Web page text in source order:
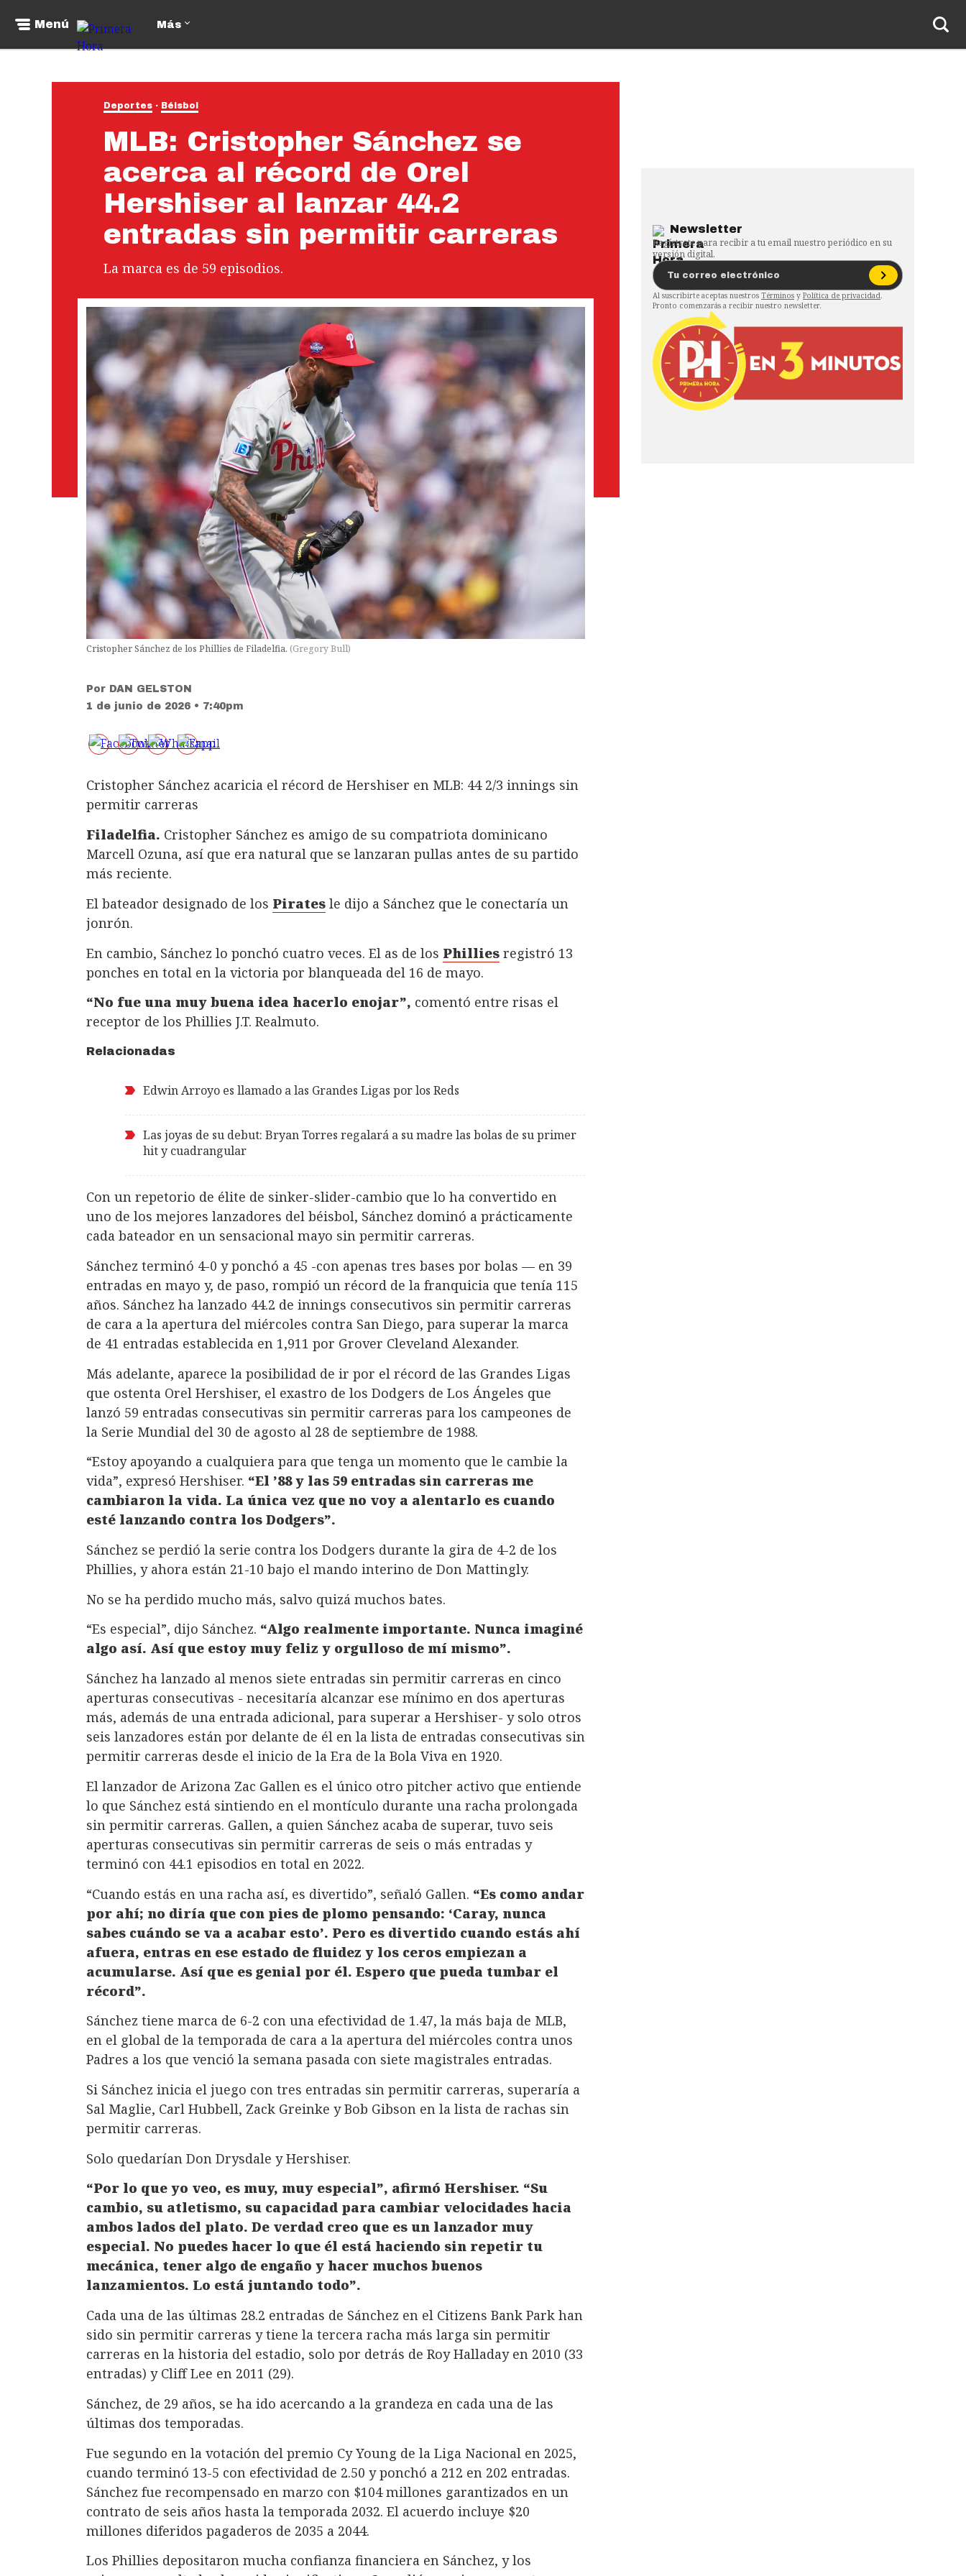
Menú Más
Deportes Béisbol
MLB: Cristopher Sánchez se
acerca al récord de Orel
Hershiser al lanzar 44.2
entradas sin permitir carreras
La marca es de 59 episodios.
Cristopher Sánchez de los Phillies de Filadelfia. (Gregory Bull)
Por DAN GELSTON
1 de junio de 2026 • 7:40pm
Cristopher Sánchez acaricia el récord de Hershiser en MLB: 44 2/3 innings sin
permitir carreras
Filadelfia. Cristopher Sánchez es amigo de su compatriota dominicano
Marcell Ozuna, así que era natural que se lanzaran pullas antes de su partido
más reciente.
El bateador designado de los Pirates le dijo a Sánchez que le conectaría un
jonrón.
En cambio, Sánchez lo ponchó cuatro veces. El as de los Phillies registró 13
ponches en total en la victoria por blanqueada del 16 de mayo.
“No fue una muy buena idea hacerlo enojar”, comentó entre risas el
receptor de los Phillies J.T. Realmuto.
Relacionadas
Edwin Arroyo es llamado a las Grandes Ligas por los Reds
Las joyas de su debut: Bryan Torres regalará a su madre las bolas de su primer
hit y cuadrangular
Con un repetorio de élite de sinker-slider-cambio que lo ha convertido en
uno de los mejores lanzadores del béisbol, Sánchez dominó a prácticamente
cada bateador en un sensacional mayo sin permitir carreras.
Sánchez terminó 4-0 y ponchó a 45 -con apenas tres bases por bolas — en 39
entradas en mayo y, de paso, rompió un récord de la franquicia que tenía 115
años. Sánchez ha lanzado 44.2 de innings consecutivos sin permitir carreras
de cara a la apertura del miércoles contra San Diego, para superar la marca
de 41 entradas establecida en 1,911 por Grover Cleveland Alexander.
Más adelante, aparece la posibilidad de ir por el récord de las Grandes Ligas
que ostenta Orel Hershiser, el exastro de los Dodgers de Los Ángeles que
lanzó 59 entradas consecutivas sin permitir carreras para los campeones de
la Serie Mundial del 30 de agosto al 28 de septiembre de 1988.
“Estoy apoyando a cualquiera para que tenga un momento que le cambie la
vida”, expresó Hershiser. “El ’88 y las 59 entradas sin carreras me
cambiaron la vida. La única vez que no voy a alentarlo es cuando
esté lanzando contra los Dodgers”.
Sánchez se perdió la serie contra los Dodgers durante la gira de 4-2 de los
Phillies, y ahora están 21-10 bajo el mando interino de Don Mattingly.
No se ha perdido mucho más, salvo quizá muchos bates.
“Es especial”, dijo Sánchez. “Algo realmente importante. Nunca imaginé
algo así. Así que estoy muy feliz y orgulloso de mí mismo”.
Sánchez ha lanzado al menos siete entradas sin permitir carreras en cinco
aperturas consecutivas - necesitaría alcanzar ese mínimo en dos aperturas
más, además de una entrada adicional, para superar a Hershiser- y solo otros
seis lanzadores están por delante de él en la lista de entradas consecutivas sin
permitir carreras desde el inicio de la Era de la Bola Viva en 1920.
El lanzador de Arizona Zac Gallen es el único otro pitcher activo que entiende
lo que Sánchez está sintiendo en el montículo durante una racha prolongada
sin permitir carreras. Gallen, a quien Sánchez acaba de superar, tuvo seis
aperturas consecutivas sin permitir carreras de seis o más entradas y
terminó con 44.1 episodios en total en 2022.
“Cuando estás en una racha así, es divertido”, señaló Gallen. “Es como andar
por ahí; no diría que con pies de plomo pensando: ‘Caray, nunca
sabes cuándo se va a acabar esto’. Pero es divertido cuando estás ahí
afuera, entras en ese estado de fluidez y los ceros empiezan a
acumularse. Así que es genial por él. Espero que pueda tumbar el
récord”.
Sánchez tiene marca de 6-2 con una efectividad de 1.47, la más baja de MLB,
en el global de la temporada de cara a la apertura del miércoles contra unos
Padres a los que venció la semana pasada con siete magistrales entradas.
Si Sánchez inicia el juego con tres entradas sin permitir carreras, superaría a
Sal Maglie, Carl Hubbell, Zack Greinke y Bob Gibson en la lista de rachas sin
permitir carreras.
Solo quedarían Don Drysdale y Hershiser.
“Por lo que yo veo, es muy, muy especial”, afirmó Hershiser. “Su
cambio, su atletismo, su capacidad para cambiar velocidades hacia
ambos lados del plato. De verdad creo que es un lanzador muy
especial. No puedes hacer lo que él está haciendo sin repetir tu
mecánica, tener algo de engaño y hacer muchos buenos
lanzamientos. Lo está juntando todo”.
Cada una de las últimas 28.2 entradas de Sánchez en el Citizens Bank Park han
sido sin permitir carreras y tiene la tercera racha más larga sin permitir
carreras en la historia del estadio, solo por detrás de Roy Halladay en 2010 (33
entradas) y Cliff Lee en 2011 (29).
Sánchez, de 29 años, se ha ido acercando a la grandeza en cada una de las
últimas dos temporadas.
Fue segundo en la votación del premio Cy Young de la Liga Nacional en 2025,
cuando terminó 13-5 con efectividad de 2.50 y ponchó a 212 en 202 entradas.
Sánchez fue recompensado en marzo con $104 millones garantizados en un
contrato de seis años hasta la temporada 2032. El acuerdo incluye $20
millones diferidos pagaderos de 2035 a 2044.
Los Phillies depositaron mucha confianza financiera en Sánchez, y los
Newsletter
Regístrate para recibir a tu email nuestro periódico en su
versión digital.
Al suscribirte aceptas nuestros Términos y Política de privacidad.
Pronto comenzarás a recibir nuestro newsletter.